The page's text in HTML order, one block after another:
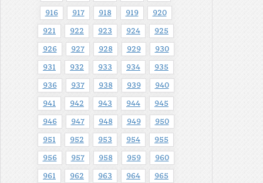
916 917 918 919 920
921 922 923 924 925
926 927 928 929 930
931 932 933 934 935
936 937 938 939 940
941 942 943 944 945
946 947 948 949 950
951 952 953 954 955
956 957 958 959 960
961 962 963 964 965